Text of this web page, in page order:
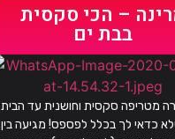
– הכי סקסית
בבת ים
מטריפה סקסית וחושנית עד הבית
כדאי לך בכלל לפספס! מגיעה בין